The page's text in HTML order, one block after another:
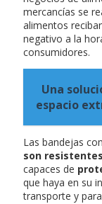
mercancías se
alimentos
negativo a la
consumidores.
Una
espacio
Las bandejas
son
capaces de
que haya en su
transporte y